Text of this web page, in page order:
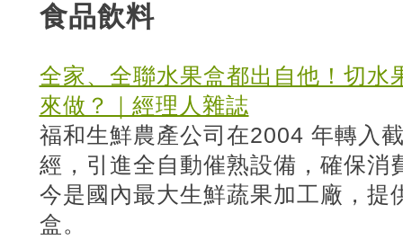
食品飲料
全家、全聯水果盒都出自他！切水
來做？｜經理人雜誌
福和生鮮農產公司在2004 年轉入
經，引進全自動催熟設備，確保消
今是國內最大生鮮蔬果加工廠，提
盒。